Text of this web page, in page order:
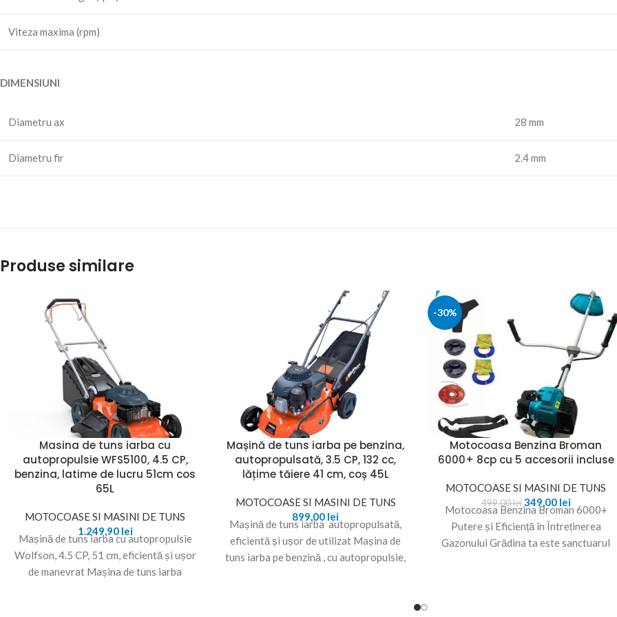
Viteza maxima (rpm)
DIMENSIUNI
Diametru ax 28 mm
Diametru fir 2.4 mm
Produse similare
Masina de tuns iarba cu
autopropulsie WFS5100, 4.5 CP,
benzina, latime de lucru 51cm cos
65L
MOTOCOASE SI MASINI DE TUNS
1.249,90 lei
Mașină de tuns iarba cu autopropulsie
Wolfson, 4.5 CP, 51 cm, eficientă și ușor
de manevrat Mașina de tuns iarba
Mașină de tuns iarba pe benzina,
autopropulsată, 3.5 CP, 132 cc,
lățime tăiere 41 cm, coș 45L
MOTOCOASE SI MASINI DE TUNS
899,00 lei
Mașină de tuns iarba autopropulsată,
eficientă și ușor de utilizat Mașina de
tuns iarba pe benzină , cu autopropulsie,
-30%
Motocoasa Benzina Broman
6000+ 8cp cu 5 accesorii incluse
MOTOCOASE SI MASINI DE TUNS
499,00lei 349,00 lei
Motocoasa Benzina Broman 6000+
Putere și Eficiență în Întreținerea
Gazonului Grădina ta este sanctuarul